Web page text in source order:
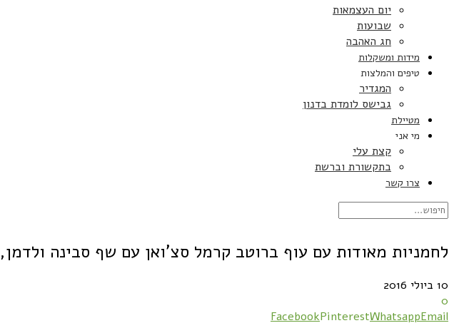
יום העצמאות
שבועות
חג האהבה
מידות ומשקלות
טיפים והמלצות
המגדיר
גבישס לומדת בדנון
מטיילת
מי אני
קצת עלי
בתקשורת וברשת
צרו קשר
לחמניות מאודות עם עוף ברוטב קרמל סצ'ואן עם שף סבינה
10 ביולי 2016
0
FacebookPinterestWhatsappEmail